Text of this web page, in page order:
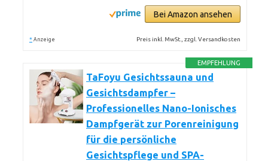
Bei Amazon ansehen
* Anzeige Preis inkl. MwSt., zzgl. Versandkosten
EMPFEHLUNG
TaFoyu Gesichtssauna und
Gesichtsdampfer –
Professionelles Nano-Ionisches
Dampfgerät zur Porenreinigung
für die persönliche
Gesichtspflege und SPA-